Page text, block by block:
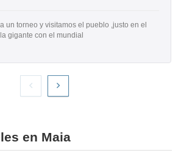
un torneo y visitamos el pueblo ,justo en el
gigante con el mundial
en Maia